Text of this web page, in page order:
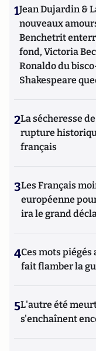
1Jean Dujardin &
nouveaux
Benchetrit
fond, Victoria
Ronaldo du
Shakespeare
2La sécheresse
rupture
français
3Les Français
européenne
ira le grand
4Ces mots piégés
fait flamber la
5L'autre été
s'enchaînent